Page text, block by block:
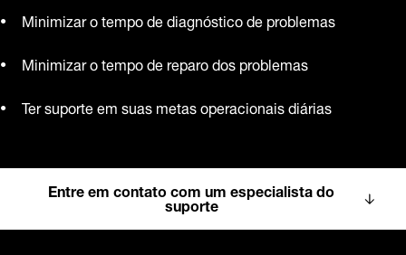
Minimizar o tempo de diagnóstico de problemas
Minimizar o tempo de reparo dos problemas
Ter suporte em suas metas operacionais diárias
Entre em contato com um especialista do
suporte